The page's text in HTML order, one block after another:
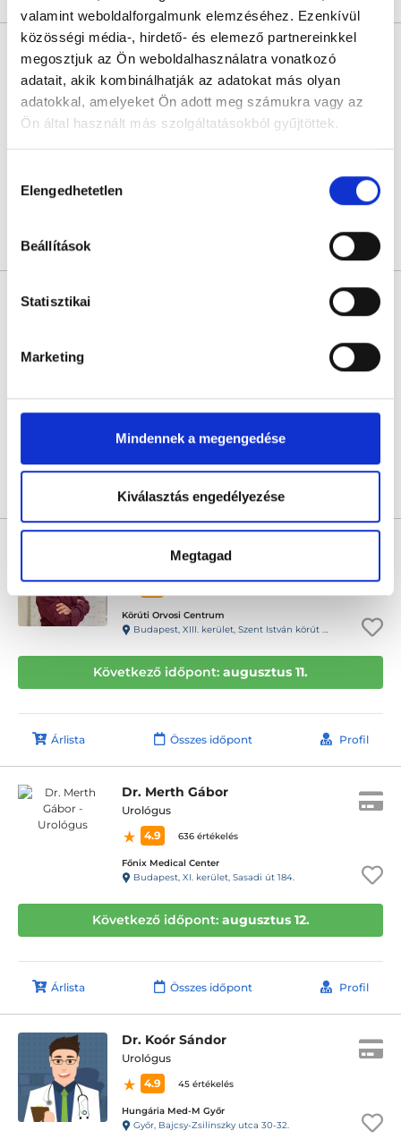
valamint weboldalforgalmunk elemzéséhez. Ezenkívül
közösségi média-, hirdető- és elemező partnereinkkel
megosztjuk az Ön weboldalhasználatra vonatkozó
adatait, akik kombinálhatják az adatokat más olyan
adatokkal, amelyeket Ön adott meg számukra vagy az
Ön által használt más szolgáltatásokból gyűjtöttek.
szabályzat:https://foglaljorvost.hu/info/foglaljorvost-
kiválasztása
Elengedhetetlen
Beállítások
Statisztikai
Marketing
Mindennek a megengedése
Kiválasztás engedélyezése
Megtagad
Dr. Horváth László
Urológus
Árvai Medical Center
Budapest, XVI. kerület, Nyílhegy u. 4.
Árlista Profil
Összes időpont
Körúti Orvosi Centrum
Budapest, XIII. kerület, Szent István körút 24.
Következő időpont: augusztus 11.
Árlista Összes időpont Profil
Dr. Merth Gábor
Urológus
4.9
636 értékelés
Főnix Medical Center
Budapest, XI. kerület, Sasadi út 184.
Következő időpont: augusztus 12.
Árlista Összes időpont Profil
Dr. Koór Sándor
Urológus
4.9
45 értékelés
Hungária Med-M Győr
Győr, Bajcsy-Zsilinszky utca 30-32.